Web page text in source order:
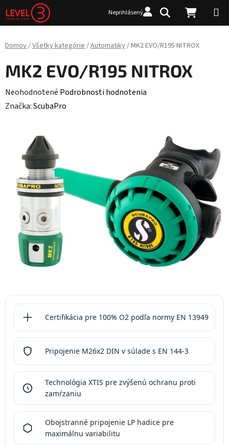
Prejsť na obsah
Neprihlásený Hľadať
Domov/Všetky kategórie/Automatiky/MK2 EVO/R195 NITROX
Certifikácia pre 100% O2 podľa normy EN 13949
Pripojenie M26x2 DIN v súlade s EN 144-3
Technológia XTIS pre zvýšenú ochranu proti
zamŕzaniu
Obojstranné pripojenie LP hadice pre
maximálnu variabilitu
MK2 EVO/R195 NITROX
Priemerné hodnotenie produktu je 0,0 z 5 hviezdičiek.
Neohodnotené Podrobnosti hodnotenia
Značka:ScubaPro